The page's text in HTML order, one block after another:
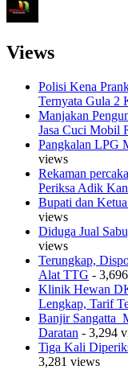
Views
Polisi Kena
Ternyata Gula 2
Manjakan
Jasa Cuci Mobil
Pangkalan LPG
views
Rekaman
Periksa Adik
Bupati dan
views
Diduga Jual
views
Terungkap,
Alat TTG -
Klinik Hewan
Lengkap, Tarif
Banjir Sangatta
Daratan - 3,294
Tiga Kali
3,281 views